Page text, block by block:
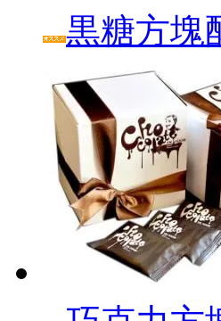
黒糖方塊